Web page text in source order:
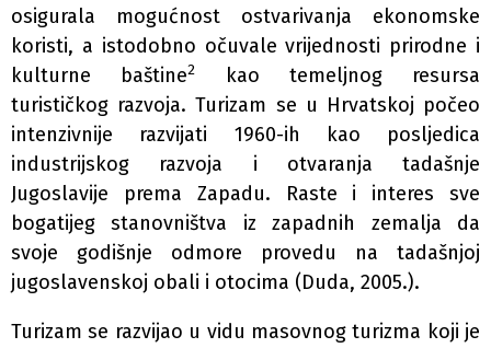
osigurala mogućnost ostvarivanja ekonomske
koristi, a istodobno očuvale vrijednosti prirodne i
kulturne baštine2
kao temeljnog resursa
turističkog razvoja. Turizam se u Hrvatskoj počeo
intenzivnije razvijati 1960-ih kao posljedica
industrijskog razvoja i otvaranja tadašnje
Jugoslavije prema Zapadu. Raste i interes sve
bogatijeg stanovništva iz zapadnih zemalja da
svoje godišnje odmore provedu na tadašnjoj
jugoslavenskoj obali i otocima (Duda, 2005.).
Turizam se razvijao u vidu masovnog turizma koji je